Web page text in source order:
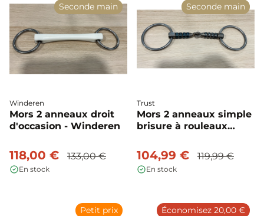
Winderen
Mors 2 anneaux droit
d'occasion - Winderen
118,00 € 133,00 €
En stock
Seconde main
Trust
Mors 2 anneaux simple
brisure à rouleaux
104,99 € 119,99 €
En stock
Seconde main
Petit prix
Économisez 20,00 €